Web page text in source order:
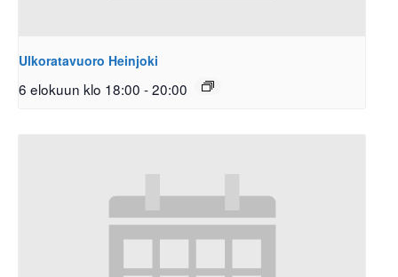
Ulkoratavuoro Heinjoki
6 elokuun klo 18:00 -20:00